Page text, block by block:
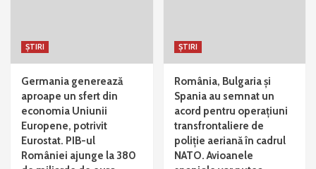
ȘTIRI
Germania generează
aproape un sfert din
economia Uniunii
Europene, potrivit
Eurostat. PIB-ul
României ajunge la 380
ȘTIRI
România, Bulgaria și
Spania au semnat un
acord pentru operațiuni
transfrontaliere de
poliție aeriană în cadrul
NATO. Avioanele